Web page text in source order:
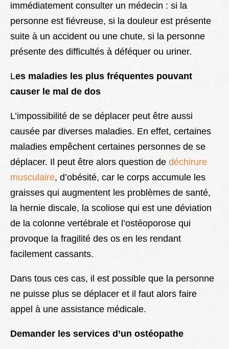
immédiatement consulter un médecin : si la
personne est fiévreuse, si la douleur est présente
suite à un accident ou une chute, si la personne
présente des difficultés à déféquer ou uriner.
Les maladies les plus fréquentes pouvant
causer le mal de dos
L’impossibilité de se déplacer peut être aussi
causée par diverses maladies. En effet, certaines
maladies empêchent certaines personnes de se
déplacer. Il peut être alors question de déchirure
musculaire, d’obésité, car le corps accumule les
graisses qui augmentent les problèmes de santé,
la hernie discale, la scoliose qui est une déviation
de la colonne vertébrale et l’ostéoporose qui
provoque la fragilité des os en les rendant
facilement cassants.
Dans tous ces cas, il est possible que la personne
ne puisse plus se déplacer et il faut alors faire
appel à une assistance médicale.
Demander les services d’un ostéopathe